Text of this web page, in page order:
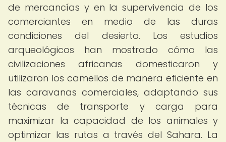
de mercancías y en la supervivencia de los
comerciantes en medio de las duras
condiciones del desierto. Los estudios
arqueológicos han mostrado cómo las
civilizaciones africanas domesticaron y
utilizaron los camellos de manera eficiente en
las caravanas comerciales, adaptando sus
técnicas de transporte y carga para
maximizar la capacidad de los animales y
optimizar las rutas a través del Sahara. La